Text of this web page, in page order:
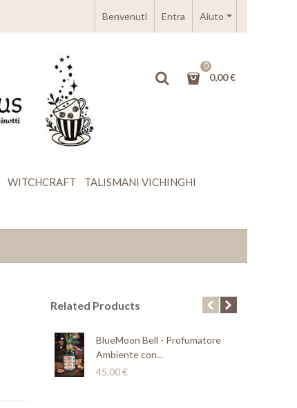
Aiuto
Benvenuti Entra
0
0,00 €
WITCHCRAFT
TALISMANI VICHINGHI
Related Products
BlueMoon Bell - Profumatore
Ambiente con...
45,00 €